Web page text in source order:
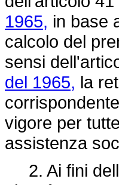
1965, in base
calcolo del
sensi
del 1965, la
vigore per
assistenza
2. Ai fini